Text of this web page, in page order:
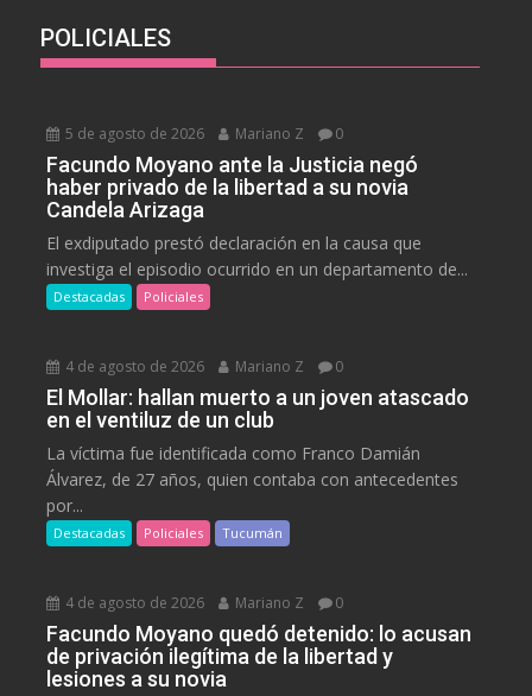
POLICIALES
5 de agosto de 2026 Mariano Z 0
Facundo Moyano ante la Justicia negó
haber privado de la libertad a su novia
Candela Arizaga
El exdiputado prestó declaración en la causa que
investiga el episodio ocurrido en un departamento de...
Destacadas Policiales
4 de agosto de 2026 Mariano Z 0
El Mollar: hallan muerto a un joven atascado
en el ventiluz de un club
La víctima fue identificada como Franco Damián
Álvarez, de 27 años, quien contaba con antecedentes
por...
Destacadas Policiales Tucumán
4 de agosto de 2026 Mariano Z 0
Facundo Moyano quedó detenido: lo acusan
de privación ilegítima de la libertad y
lesiones a su novia